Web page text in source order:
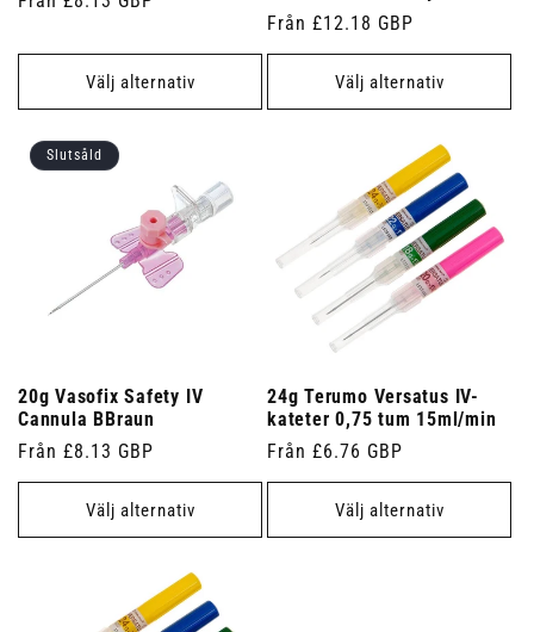
Välj alternativ
Ordinarie
pris
Från £12.18 GBP
Välj alternativ
Slutsåld
20g Vasofix Safety IV
Cannula BBraun
Ordinarie
pris
Från £8.13 GBP
Välj alternativ
24g Terumo Versatus IV-
kateter 0,75 tum 15ml/min
Ordinarie
pris
Från £6.76 GBP
Välj alternativ